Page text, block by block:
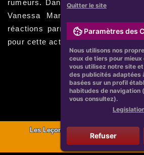
rumeurs. Dans tous les cas, les
Vanessa Marano continuent de
réactions parmi ses fans et de
pour cette actrice talentueuse.
Les Leçons À Tirer De Vanessa
Quitter le site
Paramètres des
Nous utilisons nos
ceux de tiers pour
vous utilisez notre site
des publicités adaptées
basées sur un profil
habitudes de navigation
vous consultez).
Refuser